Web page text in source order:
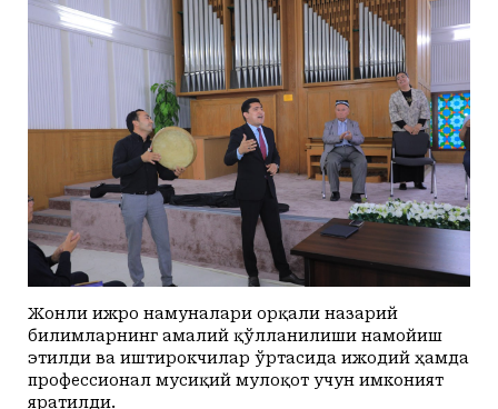
Жонли ижро намуналари орқали назарий
билимларнинг амалий қўлланилиши намойиш
этилди ва иштирокчилар ўртасида ижодий ҳамда
профессионал мусиқий мулоқот учун имконият
яратилди.